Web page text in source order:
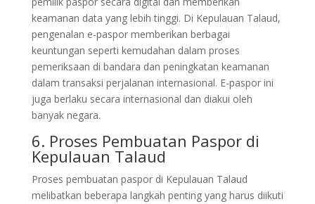
keamanan data yang lebih tinggi. Di Kepulauan Talaud,
pengenalan e-paspor memberikan berbagai
keuntungan seperti kemudahan dalam proses
pemeriksaan di bandara dan peningkatan keamanan
dalam transaksi perjalanan internasional. E-paspor ini
juga berlaku secara internasional dan diakui oleh
banyak negara.
6. Proses Pembuatan Paspor di
Kepulauan Talaud
Proses pembuatan paspor di Kepulauan Talaud
melibatkan beberapa langkah penting yang harus diikuti